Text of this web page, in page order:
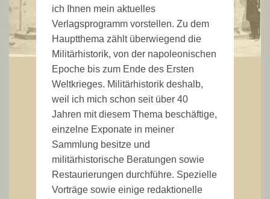
ich Ihnen mein aktuelles
Verlagsprogramm vorstellen. Zu dem
Hauptthema zählt überwiegend die
Militärhistorik, von der napoleonischen
Epoche bis zum Ende des Ersten
Weltkrieges. Militärhistorik deshalb,
weil ich mich schon seit über 40
Jahren mit diesem Thema beschäftige,
einzelne Exponate in meiner
Sammlung besitze und
militärhistorische Beratungen sowie
Restaurierungen durchführe. Spezielle
Vorträge sowie einige redaktionelle